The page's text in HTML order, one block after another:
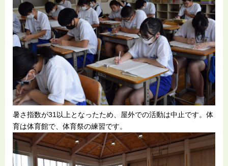
暑さ指数が31以上となったため、屋外での活動は中止です。体
育は体育館で、体育祭の練習です。